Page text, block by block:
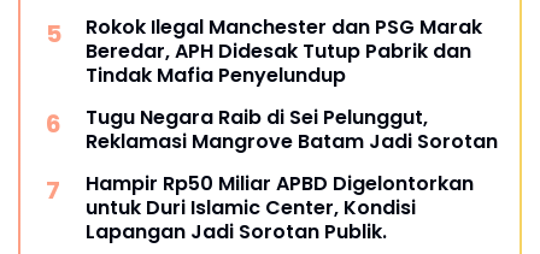
Rokok Ilegal Manchester dan PSG Marak
Beredar, APH Didesak Tutup Pabrik dan
Tindak Mafia Penyelundup
Tugu Negara Raib di Sei Pelunggut,
Reklamasi Mangrove Batam Jadi Sorotan
Hampir Rp50 Miliar APBD Digelontorkan
untuk Duri Islamic Center, Kondisi
Lapangan Jadi Sorotan Publik.